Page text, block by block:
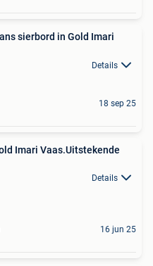
Details
18 sep 25
Imari Vaas.Uitstekende
Details
16 jun 25